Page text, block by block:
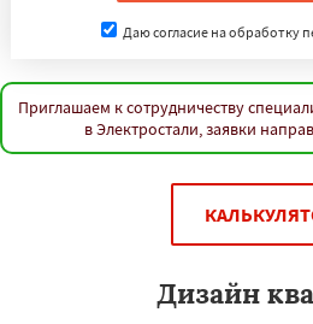
Даю согласие на обработку
Приглашаем к сотрудничеству
в Электростали, заявки
Дизайн